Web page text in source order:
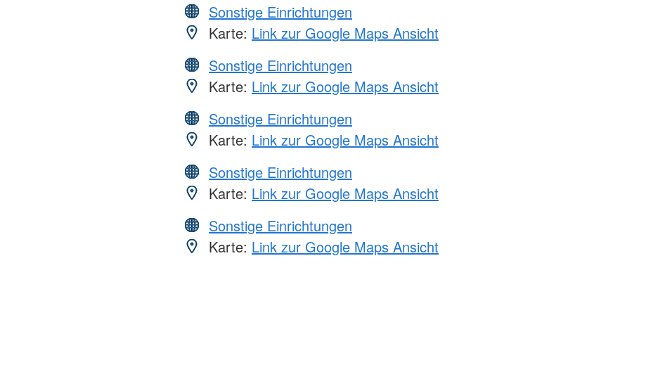
Sonstige Einrichtungen
Karte: Link zur Google Maps Ansicht
Sonstige Einrichtungen
Karte: Link zur Google Maps Ansicht
Sonstige Einrichtungen
Karte: Link zur Google Maps Ansicht
Sonstige Einrichtungen
Karte: Link zur Google Maps Ansicht
Sonstige Einrichtungen
Karte: Link zur Google Maps Ansicht